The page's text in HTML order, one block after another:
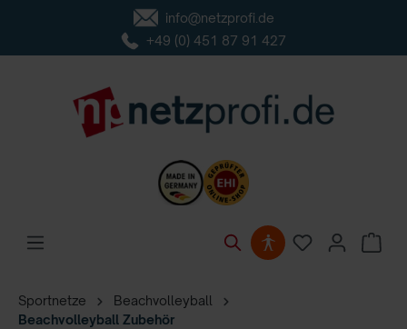
info@netzprofi.de
+49 (0) 451 87 91 427
Sportnetze
Beachvolleyball
Beachvolleyball Zubehör